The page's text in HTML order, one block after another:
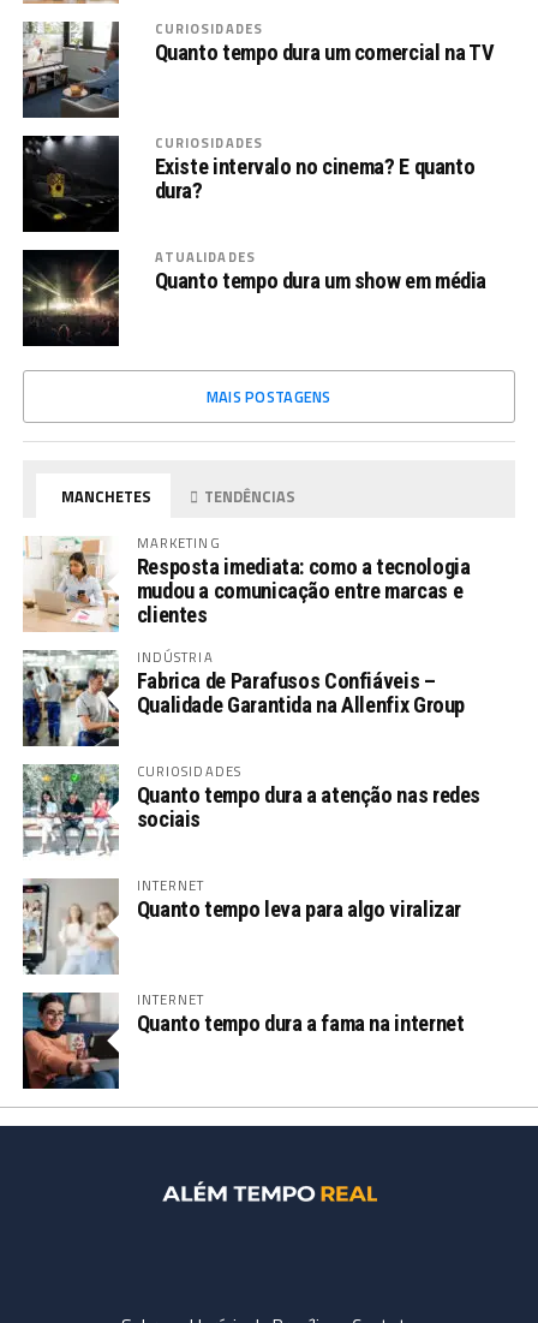
CURIOSIDADES
Quanto tempo dura um comercial na TV
CURIOSIDADES
Existe intervalo no cinema? E quanto
dura?
ATUALIDADES
Quanto tempo dura um show em média
MAIS POSTAGENS
MANCHETES TENDÊNCIAS
MARKETING
Resposta imediata: como a tecnologia
mudou a comunicação entre marcas e
clientes
INDÚSTRIA
Fabrica de Parafusos Confiáveis –
Qualidade Garantida na Allenfix Group
CURIOSIDADES
Quanto tempo dura a atenção nas redes
sociais
INTERNET
Quanto tempo leva para algo viralizar
INTERNET
Quanto tempo dura a fama na internet